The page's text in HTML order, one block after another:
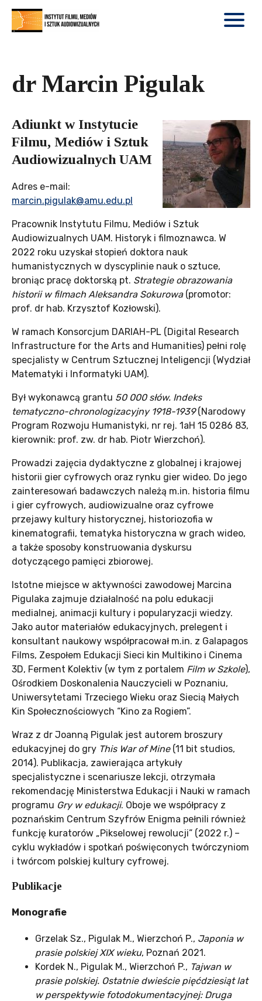
dr Marcin Pigulak
Adiunkt w Instytucie
Filmu, Mediów i Sztuk
Audiowizualnych UAM
Adres e-mail:
marcin.pigulak@amu.edu.pl
Pracownik Instytutu Filmu, Mediów i Sztuk
Audiowizualnych UAM. Historyk i filmoznawca. W
2022 roku uzyskał stopień doktora nauk
humanistycznych w dyscyplinie nauk o sztuce,
broniąc pracę doktorską pt. Strategie obrazowania
historii w filmach Aleksandra Sokurowa(promotor:
prof. dr hab. Krzysztof Kozłowski).
W ramach Konsorcjum DARIAH-PL (Digital Research
Infrastructure for the Arts and Humanities) pełni rolę
specjalisty w Centrum Sztucznej Inteligencji (Wydział
Matematyki i Informatyki UAM).
Był wykonawcą grantu 50 000 słów. Indeks
tematyczno-chronologizacyjny 1918-1939(Narodowy
Program Rozwoju Humanistyki, nr rej. 1aH 15 0286 83,
kierownik: prof. zw. dr hab. Piotr Wierzchoń).
Prowadzi zajęcia dydaktyczne z globalnej i krajowej
historii gier cyfrowych oraz rynku gier wideo. Do jego
zainteresowań badawczych należą m.in. historia filmu
i gier cyfrowych, audiowizualne oraz cyfrowe
przejawy kultury historycznej, historiozofia w
kinematografii, tematyka historyczna w grach wideo,
a także sposoby konstruowania dyskursu
dotyczącego pamięci zbiorowej.
Istotne miejsce w aktywności zawodowej Marcina
Pigulaka zajmuje działalność na polu edukacji
medialnej, animacji kultury i popularyzacji wiedzy.
Jako autor materiałów edukacyjnych, prelegent i
konsultant naukowy współpracował m.in. z Galapagos
Films, Zespołem Edukacji Sieci kin Multikino i Cinema
3D, Ferment Kolektiv (w tym z portalem Film w Szkole),
Ośrodkiem Doskonalenia Nauczycieli w Poznaniu,
Uniwersytetami Trzeciego Wieku oraz Siecią Małych
Kin Społecznościowych “Kino za Rogiem”.
Wraz z dr Joanną Pigulak jest autorem broszury
edukacyjnej do gry This War of Mine(11 bit studios,
2014). Publikacja, zawierająca artykuły
specjalistyczne i scenariusze lekcji, otrzymała
rekomendację Ministerstwa Edukacji i Nauki w ramach
programu Gry w edukacji. Oboje we współpracy z
poznańskim Centrum Szyfrów Enigma pełnili również
funkcję kuratorów „Pikselowej rewolucji” (2022 r.) –
cyklu wykładów i spotkań poświęconych twórczyniom
i twórcom polskiej kultury cyfrowej.
Publikacje
Monografie
Grzelak Sz., Pigulak M., Wierzchoń P., Japonia w
prasie polskiej XIX wieku, Poznań 2021.
Kordek N., Pigulak M., Wierzchoń P., Tajwan w
prasie polskiej. Ostatnie dwieście pięćdziesiąt lat
w perspektywie fotodokumentacyjnej: Druga